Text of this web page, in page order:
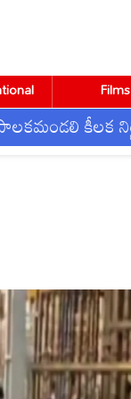
Films
కీలక నిర్ణయాలు